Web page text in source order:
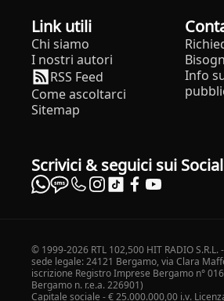
Link utili
Chi siamo
I nostri autori
RSS Feed
Come ascoltarci
Sitemap
Info
Scrivici & seguici sui Social
© 1999-2026 RTL 102,500 HIT RADIO
sede legale: 24121 Bergamo, via Clara
iscrizione Registro Imprese Bergamo n°
Bergamo n. r.e.a. 226901)
Capitale sociale - € 25.000.000,00 i.v.